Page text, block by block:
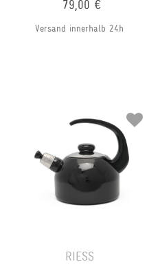
79,00 €
Versand innerhalb 24h
RIESS